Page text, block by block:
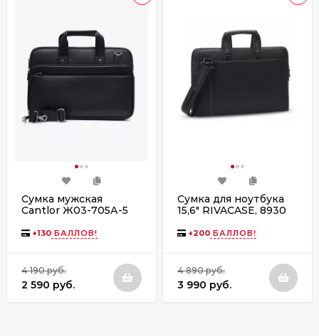
Сумка мужская
Cantlor Ж03-705А-5
+130 БАЛЛОВ!
4 190 руб.
2 590 руб.
Сумка для ноутбука
15,6" RIVACASE, 8930
+200 БАЛЛОВ!
4 890 руб.
3 990 руб.